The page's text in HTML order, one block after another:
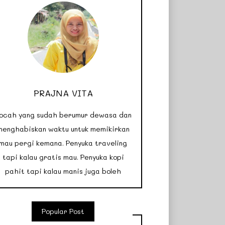
PRAJNA VITA
yang sudah berumur dewasa dan
waktu untuk memikirkan
pergi kemana. Penyuka traveling
tapi kalau gratis mau. Penyuka kopi
pahit tapi kalau manis juga boleh
Popular Post